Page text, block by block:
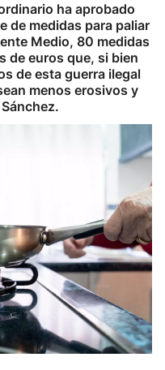
ha aprobado
de medidas para paliar
Medio, 80 medidas
de euros que, si bien
de esta guerra ilegal
menos erosivos y